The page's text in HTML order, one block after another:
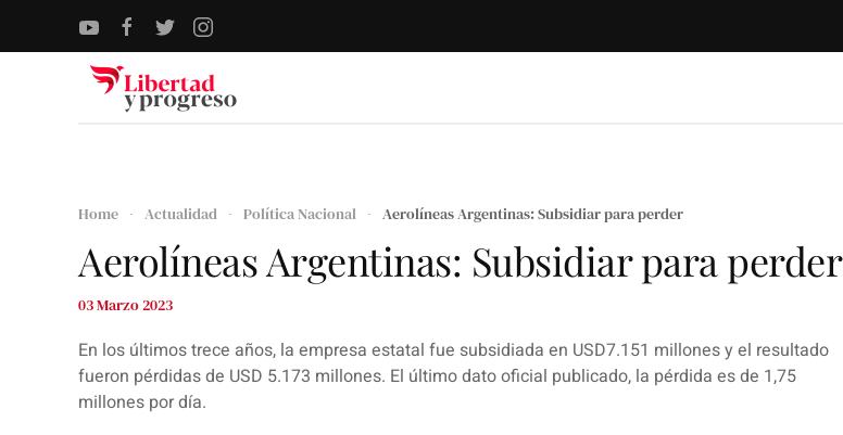
Skip to main content
Home Actualidad Política Nacional Aerolíneas Argentinas: Subsidiar para perder
Aerolíneas Argentinas: Subsidiar para perder
03 Marzo 2023
En los últimos trece años, la empresa estatal fue subsidiada en USD7.151 millones y el resultado
fueron pérdidas de USD 5.173 millones. El último dato oficial publicado, la pérdida es de 1,75
millones por día.